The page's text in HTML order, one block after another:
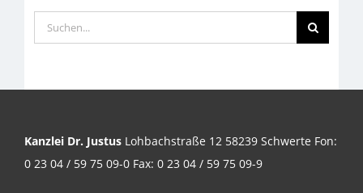
Suche
nach:
Kanzlei Dr. Justus Lohbachstraße 12 58239 Schwerte Fon:
0 23 04 / 59 75 09-0 Fax: 0 23 04 / 59 75 09-9